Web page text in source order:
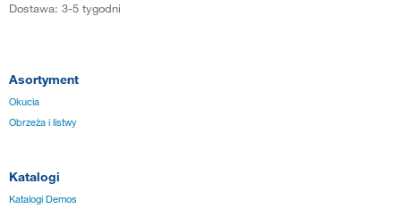
Dostawa: 3-5 tygodni
Asortyment
Okucia
Obrzeża i listwy
Katalogi
Katalogi Demos